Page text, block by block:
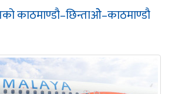
काठमाण्डौ–छिन्ताओे–काठमाण्डौ